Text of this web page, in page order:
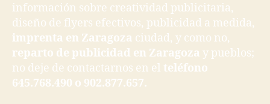
información sobre creatividad publicitaria,
diseño de flyers efectivos, publicidad a medida,
imprenta en Zaragoza ciudad, y como no,
reparto de publicidad en Zaragoza y pueblos;
no deje de contactarnos en el teléfono
645.768.490 o 902.877.657.